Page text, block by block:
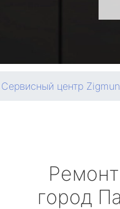
Сервисный центр
Ремонт
город